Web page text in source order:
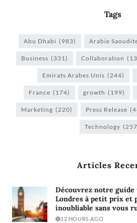
Tags
Abu Dhabi (983) Arabie
Business (331) Collaboration
Emirats Arabes Unis (244)
France (174) growth (199)
Marketing (220) Press Release
Technology
Articles
Découvrez notre
Londres à petit prix et
inoubliable sans vous
12 HOURS AGO